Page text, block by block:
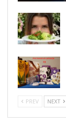
PREV NEXT